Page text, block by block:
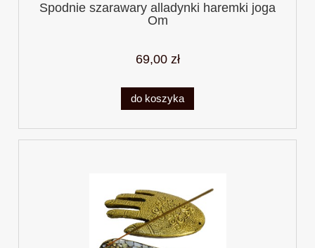
Spodnie szarawary alladynki haremki joga
Om
69,00 zł
do koszyka